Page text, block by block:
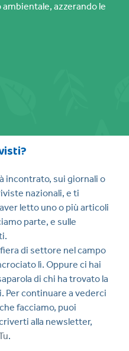
azzerando le
incontrato, sui giornali o
nazionali, e ti
letto uno o più articoli
parte, e sulle
di settore nel campo
lì. Oppure ci hai
di chi ha trovato la
Per continuare a vederci
facciamo, puoi
alla newsletter,
.